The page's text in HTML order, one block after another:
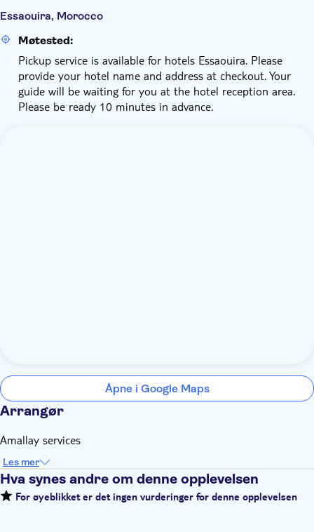
Essaouira, Morocco
Møtested:
Pickup service is available for hotels Essaouira. Please
provide your hotel name and address at checkout. Your
guide will be waiting for you at the hotel reception area.
Please be ready 10 minutes in advance.
Åpne i Google Maps
Arrangør
Amallay services
Les mer
Hva synes andre om denne opplevelsen
For øyeblikket er det ingen vurderinger for denne opplevelsen